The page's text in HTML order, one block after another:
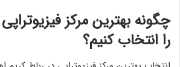
چگونه بهترین مرکز
را انتخاب کنیم؟